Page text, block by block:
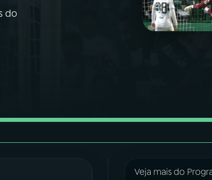
do
Veja mais do